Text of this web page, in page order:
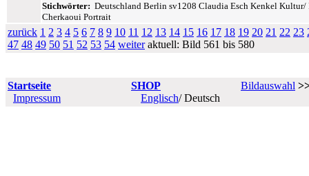
Stichwörter: Deutschland Berlin sv1208 Claudia Esch Kenkel
Cherkaoui Portrait
zurück 1 2 3 4 5 6 7 8 9 10 11 12 13 14 15 16 17 18 19 20 21 22 23
47 48 49 50 51 52 53 54 weiteraktuell: Bild 561 bis 580
Startseite SHOP Bildauswahl
Impressum
Englisch/ Deutsch